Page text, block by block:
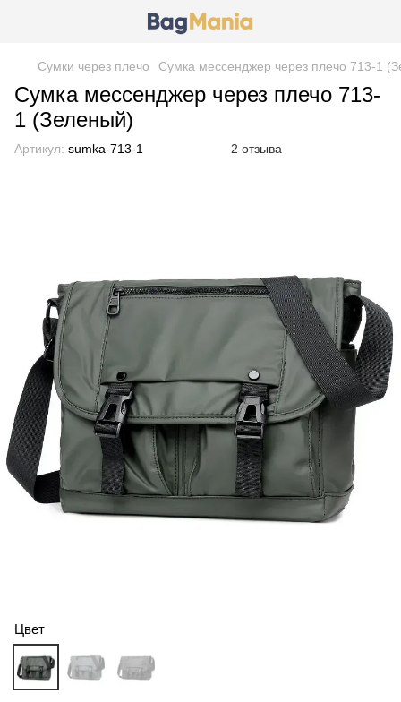
Сумки через плечо Сумка мессенджер через плечо 713-1
Сумка мессенджер через плечо 713-
1 (Зеленый)
Артикул: sumka-713-1 2 отзыва
Цвет